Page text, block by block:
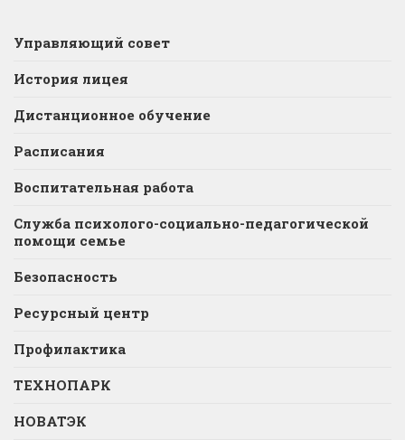
Управляющий совет
История лицея
Дистанционное обучение
Расписания
Воспитательная работа
Служба психолого-социально-педагогической
помощи семье
Безопасность
Ресурсный центр
Профилактика
ТЕХНОПАРК
НОВАТЭК